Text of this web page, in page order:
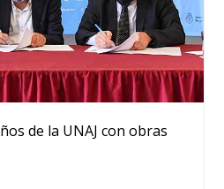
de la UNAJ con obras